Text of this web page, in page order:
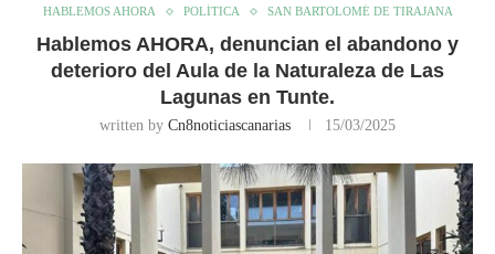
HABLEMOS AHORA POLÍTICA SAN BARTOLOMÉ DE TIRAJANA
Hablemos AHORA, denuncian el abandono y
deterioro del Aula de la Naturaleza de Las
Lagunas en Tunte.
written by Cn8noticiascanarias 15/03/2025